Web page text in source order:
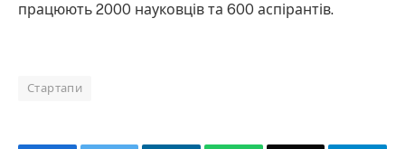
працюють 2000 науковців та 600 аспірантів.
Стартапи